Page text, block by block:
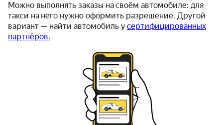
Можно выполнять заказы на своём автомобиле: для
такси на него нужно оформить разрешение. Другой
вариант — найти автомобиль усертифицированных
партнёров.